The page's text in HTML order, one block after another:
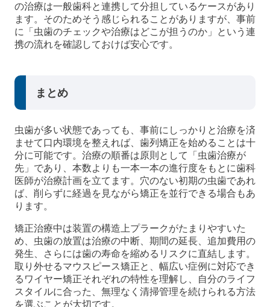
の治療は一般歯科と連携して分担しているケースがあり
ます。そのためそう感じられることがありますが、事前
に「虫歯のチェックや治療はどこが担うのか」という連
携の流れを確認しておけば安心です。
まとめ
虫歯が多い状態であっても、事前にしっかりと治療を済
ませて口内環境を整えれば、歯列矯正を始めることは十
分に可能です。治療の順番は原則として「虫歯治療が
先」であり、本数よりも一本一本の進行度をもとに歯科
医師が治療計画を立てます。穴のない初期の虫歯であれ
ば、削らずに経過を見ながら矯正を並行できる場合もあ
ります。
矯正治療中は装置の構造上プラークがたまりやすいた
め、虫歯の放置は治療の中断、期間の延長、追加費用の
発生、さらには歯の寿命を縮めるリスクに直結します。
取り外せるマウスピース矯正と、幅広い症例に対応でき
るワイヤー矯正それぞれの特性を理解し、自分のライフ
スタイルに合った、無理なく清掃管理を続けられる方法
を選ぶことが大切です。